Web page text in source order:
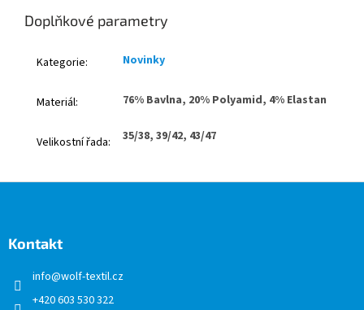
Doplňkové parametry
Kategorie: Novinky
Materiál: 76% Bavlna, 20% Polyamid, 4% Elastan
Velikostní řada: 35/38, 39/42, 43/47
Kontakt
info@wolf-textil.cz
+420 603 530 322